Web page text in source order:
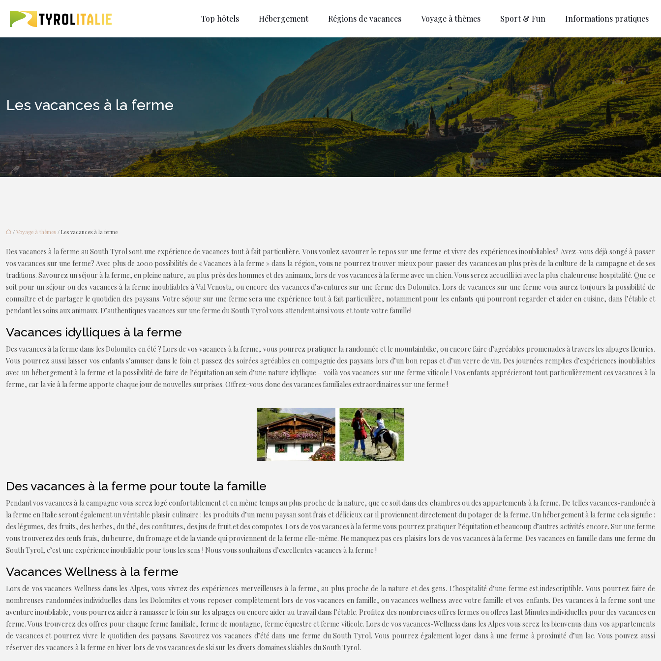
Top hôtels Hébergement Régions de vacances Voyage à thèmes Sport & Fun Informations pratiques
Les vacances à la ferme
/ Voyage à thèmes / Les vacances à la ferme
Des vacances à la ferme au South Tyrol sont une expérience de vacances tout à fait particulière. Vous voulez savourer le repos sur une ferme et vivre des expériences inoubliables? Avez-vous déjà songé à passer
vos vacances sur une ferme? Avec plus de 2000 possibilités de « Vacances à la ferme » dans la région, vous ne pourrez trouver mieux pour passer des vacances au plus près de la culture de la campagne et de ses
traditions. Savourez un séjour à la ferme, en pleine nature, au plus près des hommes et des animaux, lors de vos vacances à la ferme avec un chien. Vous serez accueilli ici avec la plus chaleureuse hospitalité. Que ce
soit pour un séjour ou des vacances à la ferme inoubliables à Val Venosta, ou encore des vacances d’aventures sur une ferme des Dolomites. Lors de vacances sur une ferme vous aurez toujours la possibilité de
connaître et de partager le quotidien des paysans. Votre séjour sur une ferme sera une expérience tout à fait particulière, notamment pour les enfants qui pourront regarder et aider en cuisine, dans l’étable et
pendant les soins aux animaux. D’authentiques vacances sur une ferme du South Tyrol vous attendent ainsi vous et toute votre famille!
Vacances idylliques à la ferme
Des vacances à la ferme dans les Dolomites en été ? Lors de vos vacances à la ferme, vous pourrez pratiquer la randonnée et le mountainbike, ou encore faire d’agréables promenades à travers les alpages fleuries.
Vous pourrez aussi laisser vos enfants s’amuser dans le foin et passez des soirées agréables en compagnie des paysans lors d’un bon repas et d’un verre de vin. Des journées remplies d’expériences inoubliables
avec un hébergement à la ferme et la possibilité de faire de l’équitation au sein d’une nature idyllique – voilà vos vacances sur une ferme viticole ! Vos enfants apprécieront tout particulièrement ces vacances à la
ferme, car la vie à la ferme apporte chaque jour de nouvelles surprises. Offrez-vous donc des vacances familiales extraordinaires sur une ferme !
Des vacances à la ferme pour toute la famille
Pendant vos vacances à la campagne vous serez logé confortablement et en même temps au plus proche de la nature, que ce soit dans des chambres ou des appartements à la ferme. De telles vacances-randonée à
la ferme en Italie seront également un véritable plaisir culinaire : les produits d’un menu paysan sont frais et délicieux car il proviennent directement du potager de la ferme. Un hébergement à la ferme cela signifie :
des légumes, des fruits, des herbes, du thé, des confitures, des jus de fruit et des compotes. Lors de vos vacances à la ferme vous pourrez pratiquer l’équitation et beaucoup d’autres activités encore. Sur une ferme
vous trouverez des œufs frais, du beurre, du fromage et de la viande qui proviennent de la ferme elle-même. Ne manquez pas ces plaisirs lors de vos vacances à la ferme. Des vacances en famille dans une ferme du
South Tyrol, c’est une expérience inoubliable pour tous les sens ! Nous vous souhaitons d’excellentes vacances à la ferme !
Vacances Wellness à la ferme
Lors de vos vacances Wellness dans les Alpes, vous vivrez des expériences merveilleuses à la ferme, au plus proche de la nature et des gens. L’hospitalité d’une ferme est indescriptible. Vous pourrez faire de
nombreuses randonnées individuelles dans les Dolomites et vous reposer complètement lors de vos vacances en famille, ou vacances wellness avec votre famille et vos enfants. Des vacances à la ferme sont une
aventure inoubliable, vous pourrez aider à ramasser le foin sur les alpages ou encore aider au travail dans l’étable. Profitez des nombreuses offres fermes ou offres Last Minutes individuelles pour des vacances en
ferme. Vous trouverez des offres pour chaque ferme familiale, ferme de montagne, ferme équestre et ferme viticole. Lors de vos vacances-Wellness dans les Alpes vous serez les bienvenus dans vos appartements
de vacances et pourrez vivre le quotidien des paysans. Savourez vos vacances d’été dans une ferme du South Tyrol. Vous pourrez également loger dans à une ferme à proximité d’un lac. Vous pouvez aussi
réserver des vacances à la ferme en hiver lors de vos vacances de ski sur les divers domaines skiables du South Tyrol.